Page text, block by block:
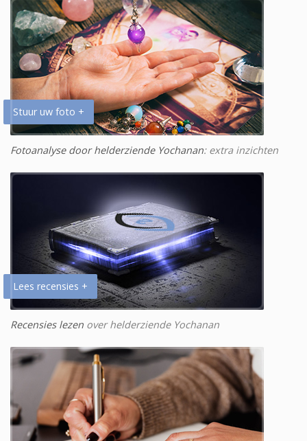
Stuur uw foto +
Fotoanalyse door helderziende Yochanan: extra inzichten
Lees recensies +
Recensies lezen over helderziende Yochanan